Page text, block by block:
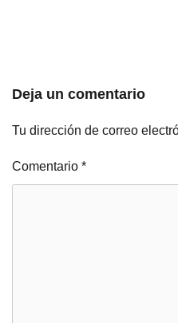
Deja un comentario
Tu dirección de correo
Comentario *